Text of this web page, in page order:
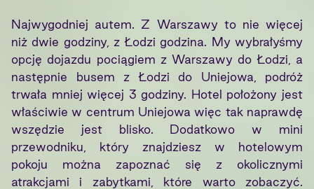
Najwygodniej autem. Z Warszawy to nie więcej
niż dwie godziny, z Łodzi godzina. My wybrałyśmy
opcję dojazdu pociągiem z Warszawy do Łodzi, a
następnie busem z Łodzi do Uniejowa, podróż
trwała mniej więcej 3 godziny. Hotel położony jest
właściwie w centrum Uniejowa więc tak naprawdę
wszędzie jest blisko. Dodatkowo w mini
przewodniku, który znajdziesz w hotelowym
pokoju można zapoznać się z okolicznymi
atrakcjami i zabytkami, które warto zobaczyć.